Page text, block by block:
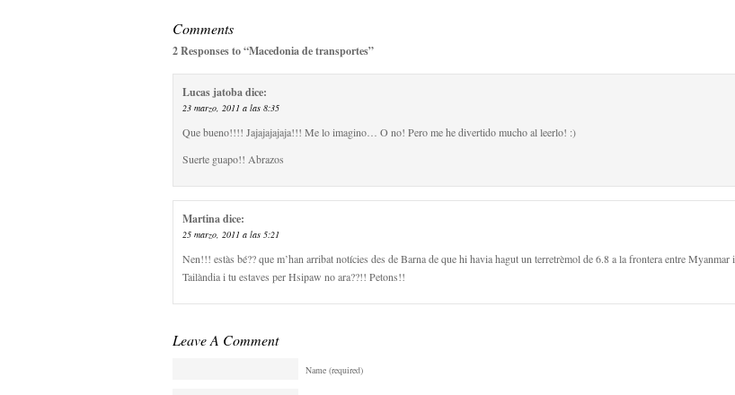
Comments
2 Responses to “Macedonia de transportes”
Lucas jatobadice:
23 marzo, 2011 a las 8:35
Que bueno!!!! Jajajajajaja!!! Me lo imagino… O no! Pero me he divertido mucho al leerlo! :)
Suerte guapo!! Abrazos
Martinadice:
25 marzo, 2011 a las 5:21
Nen!!! estàs bé?? que m’han arribat notícies des de Barna de que hi havia hagut un terretrèmol de 6.8 a la frontera entre Myanmar i
Tailàndia i tu estaves per Hsipaw no ara??!! Petons!!
Leave A Comment
Name (required)